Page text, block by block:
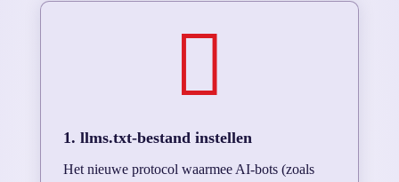

1. llms.txt-bestand instellen
Het nieuwe protocol waarmee AI-bots (zoals